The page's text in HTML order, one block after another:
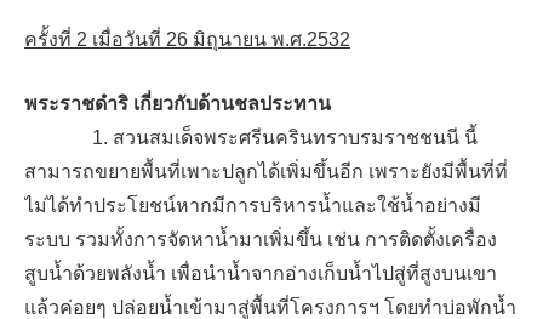
ครั้งที่ 2 เมื่อวันที่ 26 มิถุนายน พ.ศ.2532
พระราชดำริ เกี่ยวกับด้านชลประทาน
1. สวนสมเด็จพระศรีนครินทราบรมราชชนนี นี้
สามารถขยายพื้นที่เพาะปลูกได้เพิ่มขึ้นอีก เพราะยังมีพื้นที่ที่
ไม่ได้ทำประโยชน์หากมีการบริหารน้ำและใช้น้ำอย่างมี
ระบบ รวมทั้งการจัดหาน้ำมาเพิ่มขึ้น เช่น การติดตั้งเครื่อง
สูบน้ำด้วยพลังน้ำ เพื่อนำน้ำจากอ่างเก็บน้ำไปสู่ที่สูงบนเขา
แล้วค่อยๆ ปล่อยน้ำเข้ามาสู่พื้นที่โครงการฯ โดยทำบ่อพักน้ำ